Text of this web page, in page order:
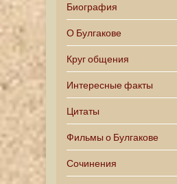
Биография
О Булгакове
Круг общения
Интересные факты
Цитаты
Фильмы о Булгакове
Сочинения